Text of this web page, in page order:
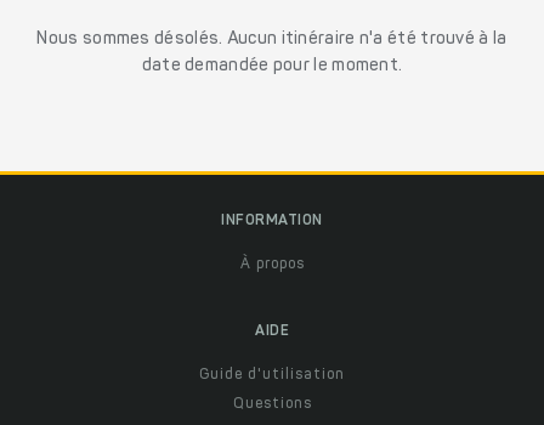
Nous sommes désolés. Aucun itinéraire n'a été trouvé à la
date demandée pour le moment.
INFORMATION
À propos
AIDE
Guide d'utilisation
Questions